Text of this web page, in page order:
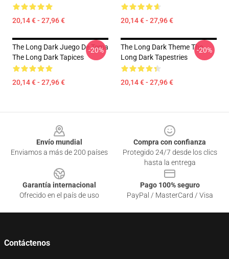
20,14 € - 27,96 € 20,14 € - 27,96 €
The Long Dark Juego De Tema
The Long Dark Tapices
20,14 € - 27,96 €
-20%
The Long Dark Theme The
Long Dark Tapestries
20,14 € - 27,96 €
-20%
Envío mundial
Enviamos a más de 200 países
Compra con confianza
Protegido 24/7 desde los clics
hasta la entrega
Garantía internacional
Ofrecido en el país de uso
Pago 100% seguro
PayPal / MasterCard / Visa
Contáctenos